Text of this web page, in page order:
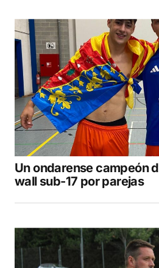
Un ondarense campeón
wall sub-17 por parejas